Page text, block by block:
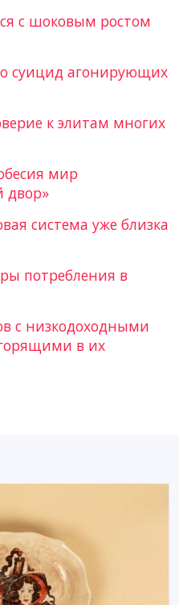
с шоковым ростом
суицид агонирующих
к элитам многих
мир
двор»
система уже близка
потребления в
с низкодоходными
в их